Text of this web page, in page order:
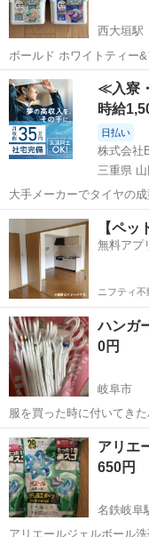
西大垣駅
ボールド ホワイトティー
ン アリエール 部屋干し&
岐阜 大垣市 西大
≪入寮
時給
日払い
株式会社
三重県
大手メーカーでタイヤの
度あり！ワンルーム寮完
重県伊勢市》 人気の工場のお仕事 ◇タイヤの製造◇ トラック・バ
ス・RV車用を中心とした
三重 伊勢市 山田
【ペッ
無料アプ
ニフティ不
ハンガ
0円
岐阜市
服を買った時に付いてき
ます 2年以上前からの物や、つい最近の物まで… 少し埃かぶってるも
のもあります 合計40本以上 子供用ハンガーは沢山必要だと思うの
使われるかたへ ※以...
岐阜 岐阜市 洗濯
アリエ
650円
名鉄岐阜
アリエールジェルボール洗剤 1袋28個入り